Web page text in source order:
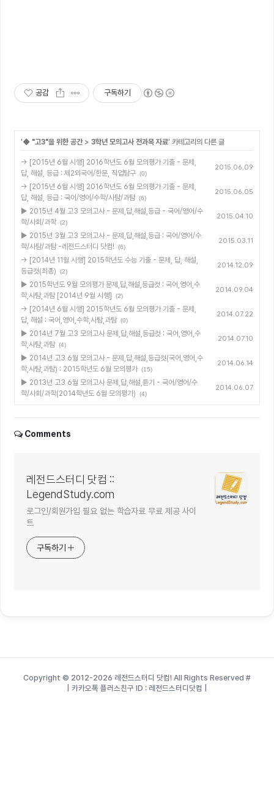
공감 구독하기
'◆ "고3"을 위한 공간 > 3학년 모의고사 전과목 자료' 카테고리의 다른 글
→ [2015년 6월 시행] 2016학년도 6월 모의평가 기출 - 문제,
답, 해설, 등급 : 제2외국어/한문, 직업탐구 (0)
2015.06.09
→ [2015년 6월 시행] 2016학년도 6월 모의평가 기출 - 문제,
답, 해설, 등급 : 국어/영어/수학/사탐/과탐 (6)
2015.06.05
▶ 2015년 4월 고3 모의고사 - 문제,답,해설,등급 - 국어/영어/수
학/사회/과학 (2)
2015.04.10
▶ 2015년 3월 고3 모의고사 - 문제,답,해설,등급 : 국어/영어/수
학/사탐/과탐 -레전드스터디 닷컴!
(6)
2015.03.11
→ [2014년 11월 시행] 2015학년도 수능 기출 - 문제, 답, 해설,
등급컷(최종)
(2)
2014.12.09
▶ 2015학년도 9월 모의평가 문제,답,해설,등급컷 : 국어,영어,수
학,사탐,과탐 [2014년 9월 시행]
(2)
2014.09.04
→ [2014년 6월 시행] 2015학년도 6월 모의평가 기출 - 문제,
답, 해설 : 국어,영어,수학,사탐,과탐 (0)
2014.07.22
▶ 2014년 7월 고3 모의고사 문제,답,해설,등급컷 : 국어,영어,수
학,사탐,과탐 (4)
2014.07.10
▶ 2014년 고3 6월 모의고사 - 문제,답,해설,등급컷(국어,영어,수
학,사탐,과탐) : 2015학년도 6월 모의평가 (15)
2014.06.14
▶ 2013년 고3 6월 모의고사 문제,답,해설,듣기 - 국어/영어/수
학/사회/과학(2014학년도 6월 모의평가)
(4)
2014.06.07
Comments
레전드스터디 닷컴 ::
LegendStudy.com
로그인/회원가입 필요 없는 학습자료 무료 제공 사이
트
구독하기
Copyright © 2012-2026 레전드스터디 닷컴! All Rights Reserved #
| 카카오톡 플러스친구 ID : 레전드스터디닷컴 |